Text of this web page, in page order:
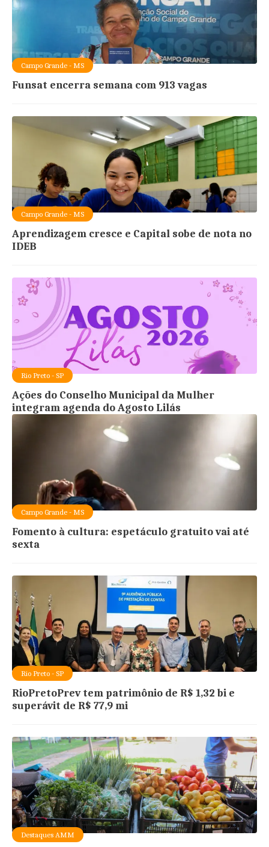
Campo Grande - MS
Funsat encerra semana com 913 vagas
Campo Grande - MS
Aprendizagem cresce e Capital sobe de nota no
IDEB
Rio Preto - SP
Ações do Conselho Municipal da Mulher
integram agenda do Agosto Lilás
Campo Grande - MS
Fomento à cultura: espetáculo gratuito vai até
sexta
Rio Preto - SP
RioPretoPrev tem patrimônio de R$ 1,32 bi e
superávit de R$ 77,9 mi
Destaques AMM